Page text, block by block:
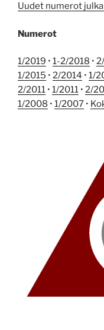
Uudet numerot
Numerot
1/2019 • 1-2/2018 •
1/2015 • 2/2014 • 1/
2/2011 • 1/2011 • 2/
1/2008 • 1/2007 •